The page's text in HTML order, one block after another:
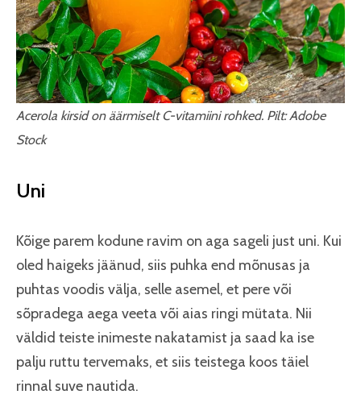
Acerola kirsid on äärmiselt C-vitamiini rohked. Pilt: Adobe
Stock
Uni
Kõige parem kodune ravim on aga sageli just uni. Kui
oled haigeks jäänud, siis puhka end mõnusas ja
puhtas voodis välja, selle asemel, et pere või
sõpradega aega veeta või aias ringi mütata. Nii
väldid teiste inimeste nakatamist ja saad ka ise
palju ruttu tervemaks, et siis teistega koos täiel
rinnal suve nautida.